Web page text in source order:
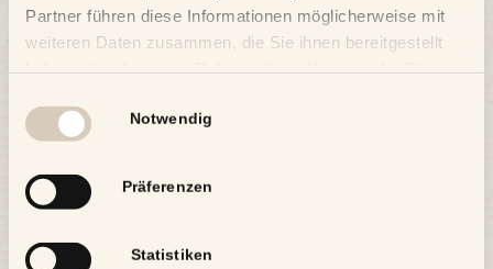
Partner führen diese Informationen möglicherweise mit
weiteren Daten zusammen, die Sie ihnen bereitgestellt
Notwendig
Präferenzen
Statistiken